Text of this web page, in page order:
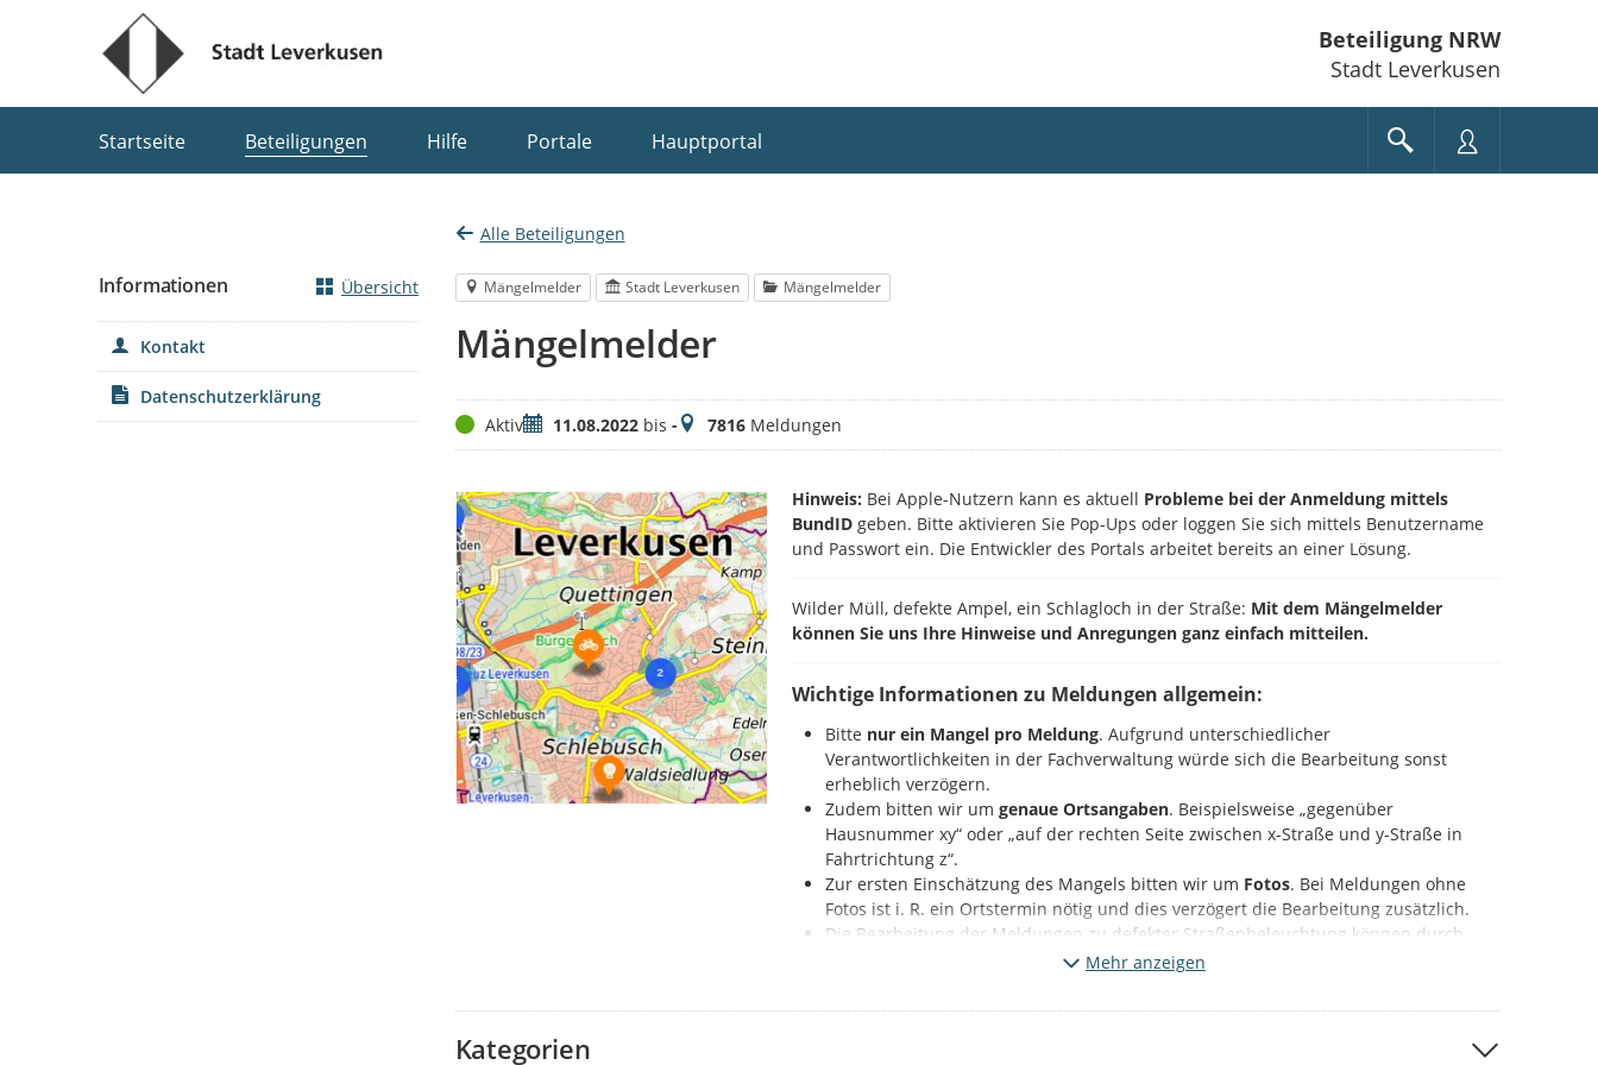
Beteiligung NRW
Stadt Leverkusen
Startseite Beteiligungen Hilfe Portale Hauptportal
Alle Beteiligungen
Mängelmelder Stadt Leverkusen Mängelmelder
Mängelmelder
StatusAktivZeitraum
11.08.2022bis -Meldungen
7816Meldungen
Hinweis: Bei Apple-Nutzern kann es aktuell Probleme bei der Anmeldung mittels
BundID geben. Bitte aktivieren Sie Pop-Ups oder loggen Sie sich mittels Benutzername
und Passwort ein. Die Entwickler des Portals arbeitet bereits an einer Lösung.
Wilder Müll, defekte Ampel, ein Schlagloch in der Straße: Mit dem Mängelmelder
können Sie uns Ihre Hinweise und Anregungen ganz einfach mitteilen.
Wichtige Informationen zu Meldungen allgemein:
Bitte nur ein Mangel pro Meldung. Aufgrund unterschiedlicher
Verantwortlichkeiten in der Fachverwaltung würde sich die Bearbeitung sonst
erheblich verzögern.
Zudem bitten wir umgenaue Ortsangaben. Beispielsweise „gegenüber
Hausnummer xy“ oder „auf der rechten Seite zwischen x-Straße und y-Straße in
Fahrtrichtung z“.
Zur ersten Einschätzung des Mangels bitten wir um Fotos. Bei Meldungen ohne
Fotos ist i. R. ein Ortstermin nötig und dies verzögert die Bearbeitung zusätzlich.
Die Bearbeitung der Meldungen zu defekter Straßenbeleuchtung können durch
Nennung der Beleuchtungsmastnummerebenfalls beschleunigt werden.
So geht es:
Mehr anzeigen
Kategorien
Informationen Übersicht
Kontakt
Datenschutzerklärung